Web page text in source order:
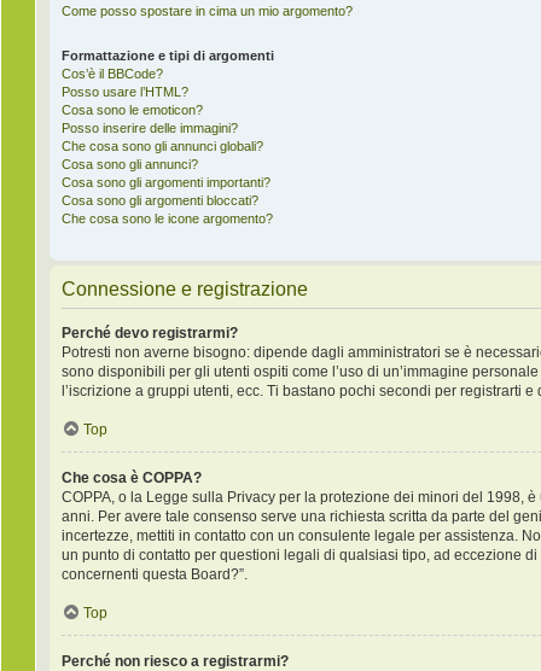
Come posso spostare in cima un mio argomento?
Formattazione e tipi di argomenti
Cos’è il BBCode?
Posso usare l’HTML?
Cosa sono le emoticon?
Posso inserire delle immagini?
Che cosa sono gli annunci globali?
Cosa sono gli annunci?
Cosa sono gli argomenti importanti?
Cosa sono gli argomenti bloccati?
Che cosa sono le icone argomento?
Connessione e registrazione
Perché devo registrarmi?
Potresti non averne bisogno: dipende dagli amministratori se è
sono disponibili per gli utenti ospiti come l’uso di un’immagine
l’iscrizione a gruppi utenti, ecc. Ti bastano pochi secondi per registrarti
Top
Che cosa è COPPA?
COPPA, o la Legge sulla Privacy per la protezione dei minori del 1998,
anni. Per avere tale consenso serve una richiesta scritta da parte del
incertezze, mettiti in contatto con un consulente legale per assistenza.
un punto di contatto per questioni legali di qualsiasi tipo, ad eccezione
concernenti questa Board?”.
Top
Perché non riesco a registrarmi?